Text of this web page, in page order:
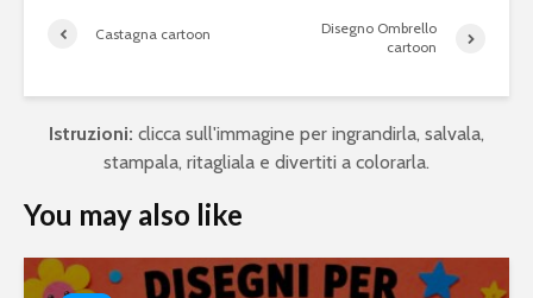
Castagna cartoon
Disegno Ombrello
cartoon
Istruzioni: clicca sull'immagine per ingrandirla, salvala,
stampala, ritagliala e divertiti a colorarla.
You may also like